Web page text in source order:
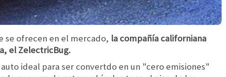
se ofrecen en el mercado, la compañía californiana
el ZelectricBug.
ideal para ser convertdo en un "cero emisiones"